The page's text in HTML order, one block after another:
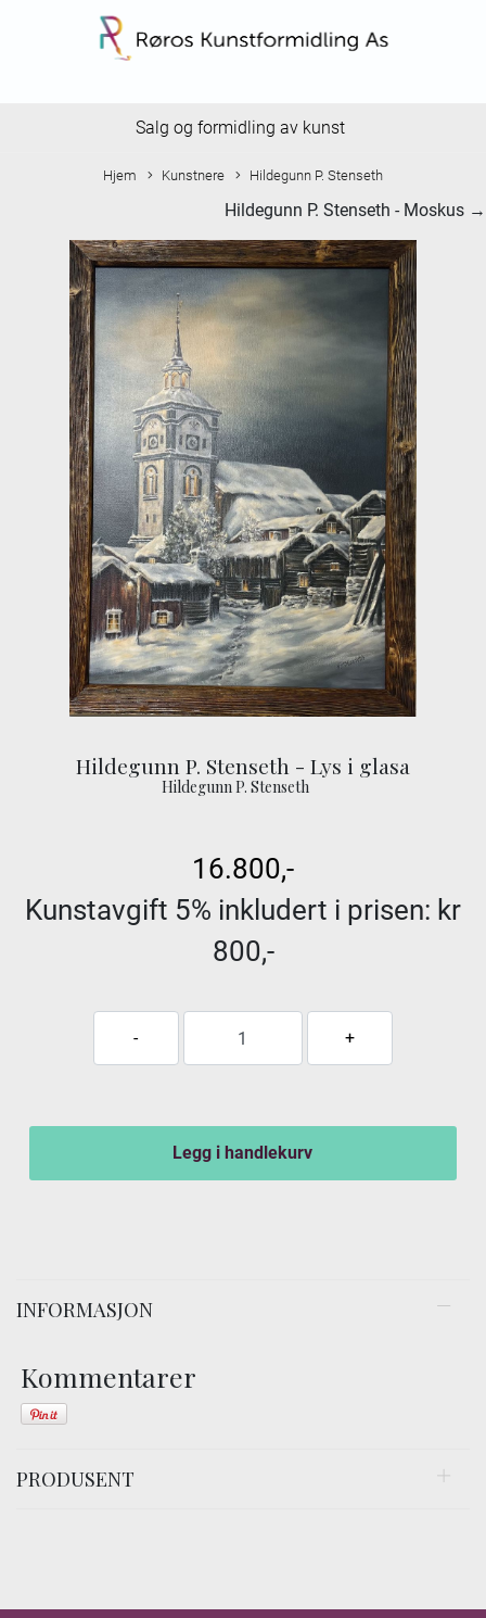
Salg og formidling av kunst
Hjem Kunstnere Hildegunn P. Stenseth
Hildegunn P. Stenseth - Moskus →
Hildegunn P. Stenseth - Lys i glasa
Hildegunn P. Stenseth
16.800,-
Kunstavgift 5% inkludert i prisen: kr
800,-
Legg i handlekurv
INFORMASJON
Kommentarer
PRODUSENT